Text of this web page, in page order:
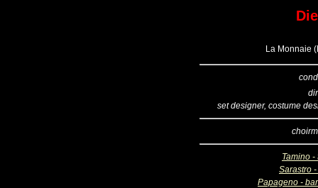
La Monnaie
set designer, costume
Tamino -
Sarastro
Papageno -